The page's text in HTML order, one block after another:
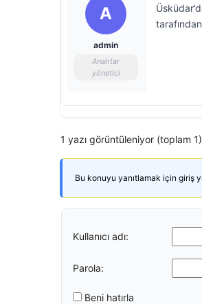
A
admin
Anahtar
yönetici
1 yazı görüntüleniyor (toplam 1)
Bu konuyu yanıtlamak için giriş
Kullanıcı adı:
Parola:
Beni hatırla